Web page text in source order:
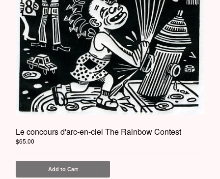
Prints
book
CD or DVD
le pantalitaire
Contact
Powered by Big Cartel
Le concours d'arc-en-ciel The Rainbow Contest
$65.00
Add to Cart